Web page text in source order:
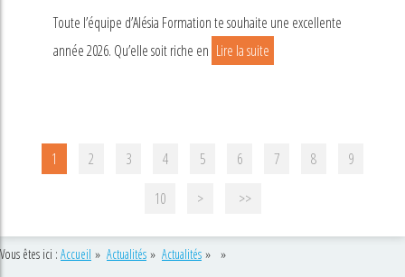
Toute l’équipe d’Alésia Formation te souhaite une excellente
année 2026. Qu’elle soit riche en Lire la suite
1 2 3 4 5 6 7 8
9
10
> >>
Vous êtes ici : Accueil » Actualités » Actualités » »